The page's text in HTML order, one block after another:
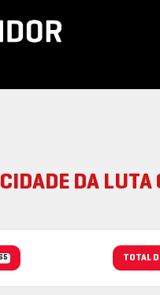
DA
TOTAL